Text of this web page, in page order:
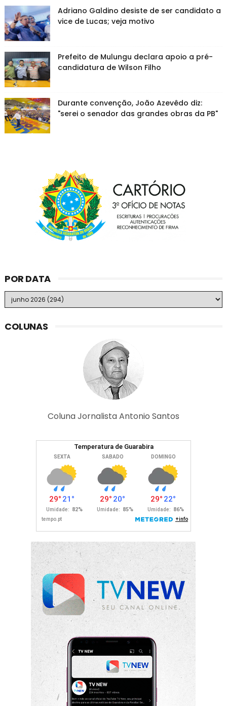
Adriano Galdino desiste de ser candidato a
vice de Lucas; veja motivo
Prefeito de Mulungu declara apoio a pré-
candidatura de Wilson Filho
Durante convenção, João Azevêdo diz:
"serei o senador das grandes obras da PB"
POR DATA
COLUNAS
Coluna Jornalista Antonio Santos